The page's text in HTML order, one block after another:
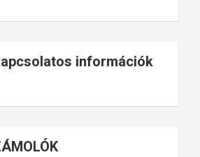
információk